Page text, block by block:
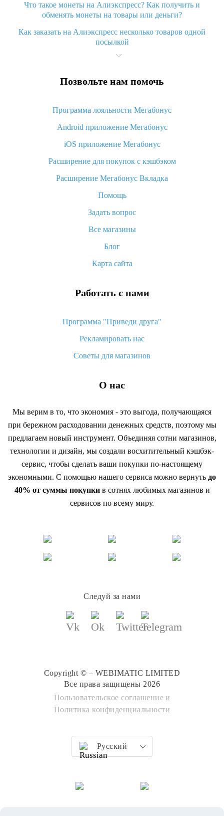
Что такое монеты на Алиэкспресс? Как получить и
обменять монеты на товары или деньги?
Как заказать на Алиэкспресс несколько товаров одной
посылкой
Что значит статус «Заказ закрыт» на Алиэкспресс и что
Что делать, если Алиэкспресс просит ввести паспортные
Как узнать, куда пришла посылка с Алиэкспресс
Вы отменили заказ на Алиэкспресс, когда вернут деньги?
Что такое баллы на Алиэкспресс, как их получить и
«AliExpress Standard Shipping»: что это за метод доставки и
как его отслеживать
Как покупать оптом на Алиэкспресс
Что делать, если не пришел товар с Алиэкспресс
возврата денег
Позвольте нам помочь
Программа лояльности Мегабонус
Android приложение Мегабонус
iOS приложение Мегабонус
Расширение для покупок с кэшбэком
Расширение Мегабонус Вкладка
Помощь
Задать вопрос
Все магазины
Блог
Карта сайта
Работать с нами
Программа "Приведи друга"
Рекламировать нас
Советы для магазинов
О нас
Мы верим в то, что экономия - это выгода, получающаяся
при бережном расходовании денежных средств, поэтому мы
предлагаем новый инструмент. Объединяя сотни магазинов,
технологии и дизайн, мы создали восхитительный кэшбэк-
сервис, чтобы сделать ваши покупки по-настоящему
экономными. С помощью нашего сервиса можно вернуть до
40% от суммы покупкив сотнях любимых магазинов и
сервисов по всему миру.
Следуй за нами
Copyright © – WEBIMATIC LIMITED
Все права защищены 2026
Пользовательское соглашение и
Политика конфиденциальности
Русский